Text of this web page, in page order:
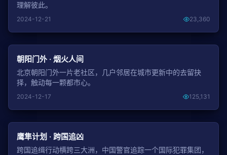
理解彼此。
2024-12-21 23,360
朝阳门外 · 烟火人间
北京朝阳门外一片老社区，几户邻居在城市更新中的去留抉
择，触动每一颗都市心。
2024-12-17 125,131
鹰隼计划 · 跨国追凶
跨国追缉行动横跨三大洲，中国警官追踪一个国际犯罪集团，